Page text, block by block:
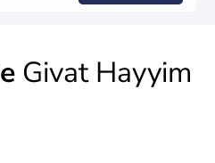
Givat Hayyim